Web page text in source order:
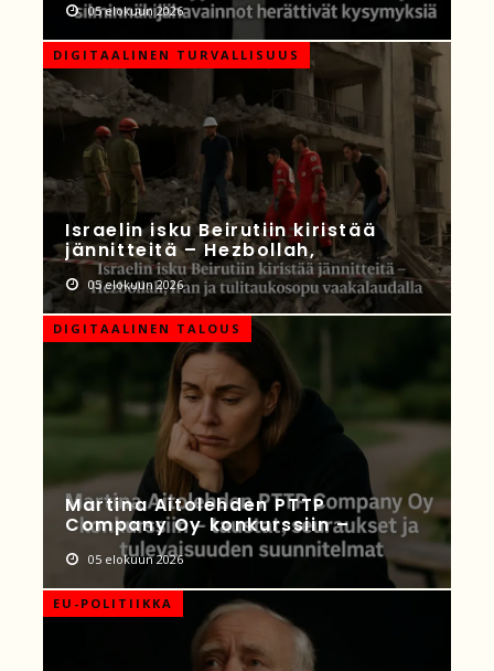
05 elokuun 2026
DIGITAALINEN TURVALLISUUS
Israelin isku Beirutiin kiristää
jännitteitä – Hezbollah,
05 elokuun 2026
DIGITAALINEN TALOUS
Martina Aitolehden PTTP
Company Oy konkurssiin –
05 elokuun 2026
EU-POLITIIKKA